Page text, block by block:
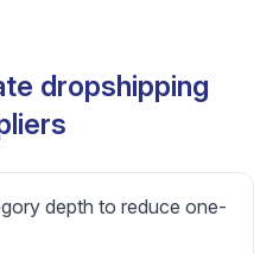
dropshipping
depth to reduce one-